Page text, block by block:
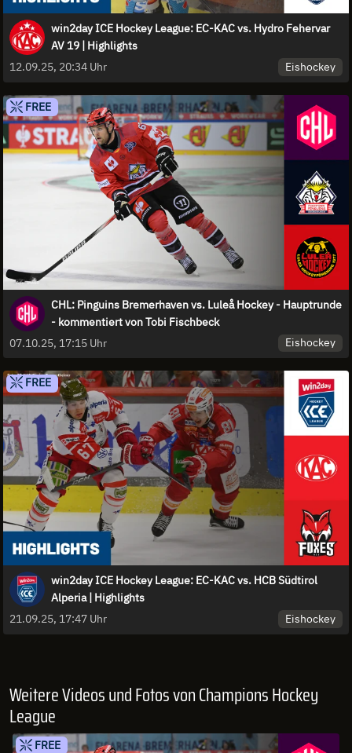
win2day ICE Hockey League: EC-KAC vs. Hydro Fehervar
AV 19 | Highlights
12.09.25, 20:34 Uhr
Eishockey
FREE
CHL: Pinguins Bremerhaven vs. Luleå Hockey - Hauptrunde
- kommentiert von Tobi Fischbeck
07.10.25, 17:15 Uhr
Eishockey
FREE
win2day ICE Hockey League: EC-KAC vs. HCB Südtirol
Alperia | Highlights
21.09.25, 17:47 Uhr
Eishockey
Weitere Videos und Fotos von Champions Hockey
League
FREE